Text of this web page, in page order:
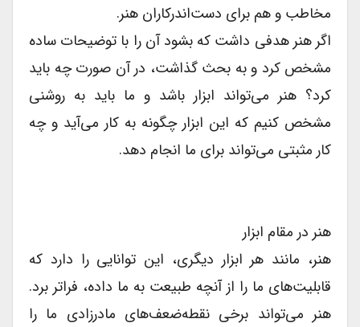
مخاطب و هم برای دست‌اندرکاران هنر.
اگر هنر هدفی داشت که بشود آن را با توضیحات ساده
مشخص کرد و به بحث گذاشت، در آن صورت چه باید
کرد؟ هنر می‌تواند ابزار باشد و ما باید به روشنی
مشخص کنیم که این ابزار چگونه به کار می‌آید و چه
کار مثبتی می‌تواند برای ما انجام دهد.
هنر در مقام ابزار
هنر، مانند هر ابزار دیگری، این توانایی را دارد که
قابلیت‌های ما را از آنچه طبیعت به ما داده، فراتر برد.
هنر می‌تواند برخی نقطه‌ضعف‌های مادرزادی ما را